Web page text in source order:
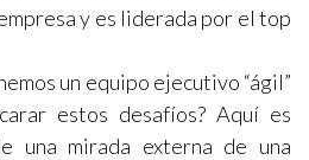
y es liderada por el top
un equipo ejecutivo “ágil”
estos desafíos? Aquí es
una mirada externa de una